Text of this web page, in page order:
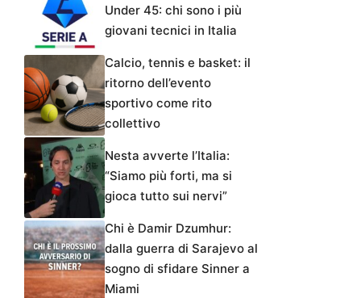
Under 45: chi sono i più
giovani tecnici in Italia
Calcio, tennis e basket: il
ritorno dell’evento
sportivo come rito
collettivo
Nesta avverte l’Italia:
“Siamo più forti, ma si
gioca tutto sui nervi”
Chi è Damir Dzumhur:
dalla guerra di Sarajevo al
sogno di sfidare Sinner a
Miami